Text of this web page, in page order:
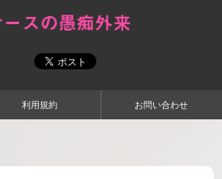
利用規約 お問い合わせ